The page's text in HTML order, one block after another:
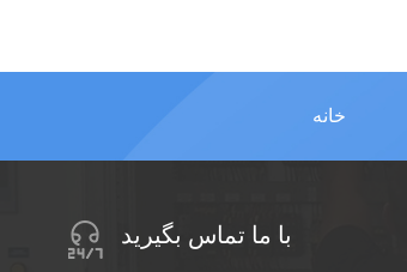
خانه
با ما تماس بگیرید